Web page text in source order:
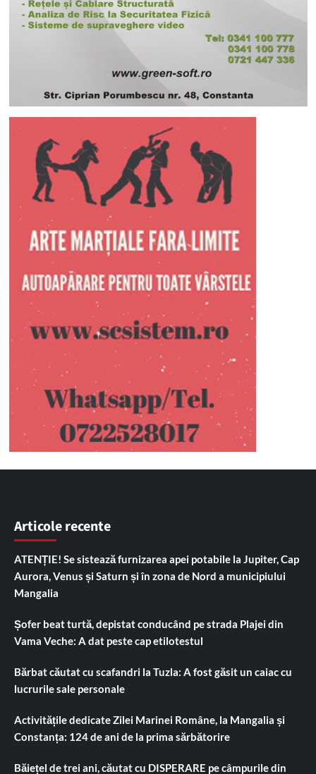
Articole recente
ATENȚIE! Se sistează furnizarea apei potabile la Jupiter, Cap
Aurora, Venus și Saturn și în zona de Nord a municipiului
Mangalia
Șofer beat turtă, depistat conducând pe strada Plajei din
Vama Veche: A dat peste cap etilotestul
Bărbat căutat cu scafandri la Tuzla: A fost găsit un caiac cu
lucrurile sale personale
Activitățile dedicate Zilei Marinei Române, la Mangalia și
Constanța: 124 de ani de la prima sărbătorire
Băiețel de trei ani, căutat cu DISPERARE pe câmpurile din